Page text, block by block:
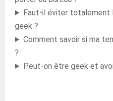
Faut-il éviter totalement
geek ?
Comment savoir si ma
?
Peut-on être geek et